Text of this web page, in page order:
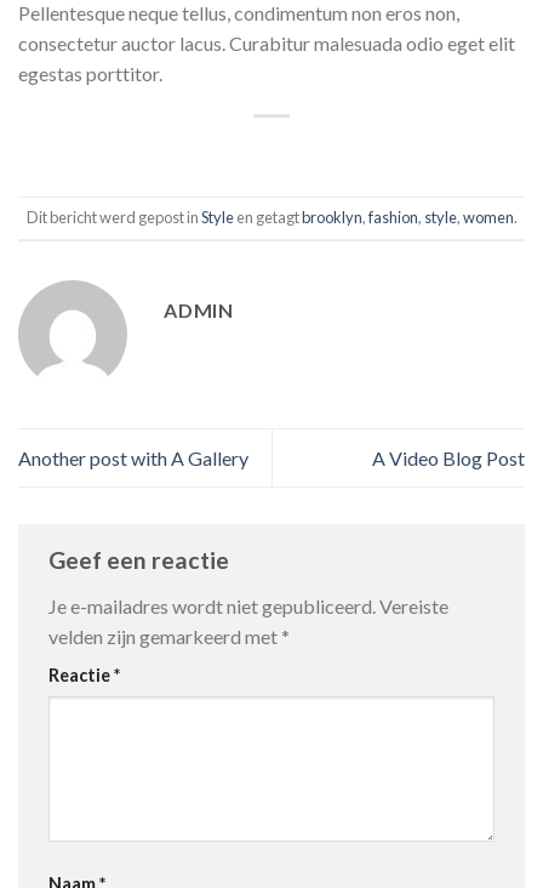
Pellentesque neque tellus, condimentum non eros non,
consectetur auctor lacus. Curabitur malesuada odio eget elit
egestas porttitor.
Dit bericht werd gepost inStyleen getagtbrooklyn,fashion, style,women.
ADMIN
Another post with A Gallery A Video Blog Post
Geef een reactie
Je e-mailadres wordt niet gepubliceerd.Vereiste
velden zijn gemarkeerd met *
Reactie*